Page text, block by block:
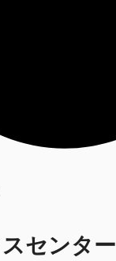
センター